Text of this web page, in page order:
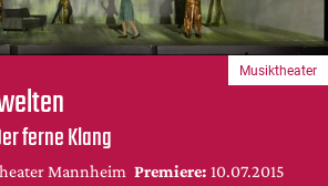
ferne Klang
Mannheim Premiere: 10.07.2015
Musiktheater